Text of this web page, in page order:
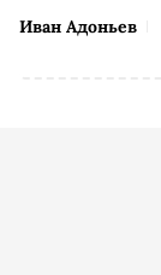
Иван Адоньев